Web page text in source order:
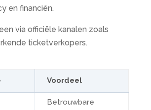
en financiën.
via officiële kanalen zoals
ticketverkopers.
Voordeel
Betrouwbare